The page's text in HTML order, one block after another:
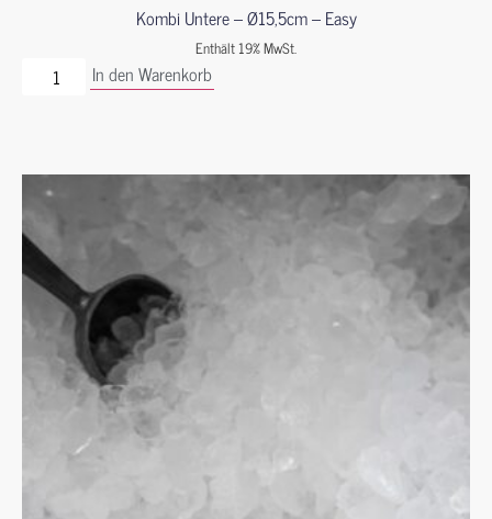
Kombi Untere – Ø15,5cm – Easy
Enthält 19% MwSt.
In den Warenkorb